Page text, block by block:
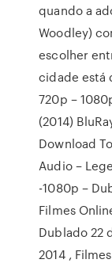
quando a
Woodley)
escolher
cidade está
720p –
(2014)
Download
Audio –
-1080p –
Filmes
Dublado 22
2014 ,